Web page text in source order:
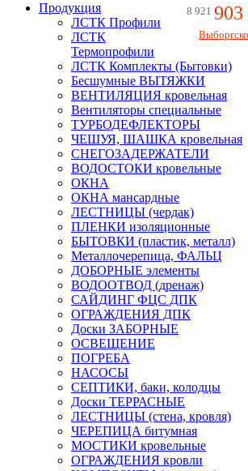
8 921 903
Продукция
ЛСТК Профили
ЛСТК
Термопрофили
ЛСТК Комплекты (Бытовки)
Бесшумные ВЫТЯЖКИ
ВЕНТИЛЯЦИЯ кровельная
Вентиляторы специальные
ТУРБОДЕФЛЕКТОРЫ
ЧЕШУЯ, ШАШКА кровельная
СНЕГОЗАДЕРЖАТЕЛИ
ВОДОСТОКИ кровельные
ОКНА
ОКНА мансардные
ЛЕСТНИЦЫ (чердак)
ПЛЕНКИ изоляционные
БЫТОВКИ (пластик, металл)
Металлочерепица, ФАЛЬЦ
ДОБОРНЫЕ элементы
ВОДООТВОД (дренаж)
САЙДИНГ ФЦС ДПК
ОГРАЖДЕНИЯ ДПК
Доски ЗАБОРНЫЕ
ОСВЕЩЕНИЕ
ПОГРЕБА
НАСОСЫ
СЕПТИКИ, баки, колодцы
Доски ТЕРРАСНЫЕ
ЛЕСТНИЦЫ (стена, кровля)
ЧЕРЕПИЦА битумная
МОСТИКИ кровельные
ОГРАЖДЕНИЯ кровли